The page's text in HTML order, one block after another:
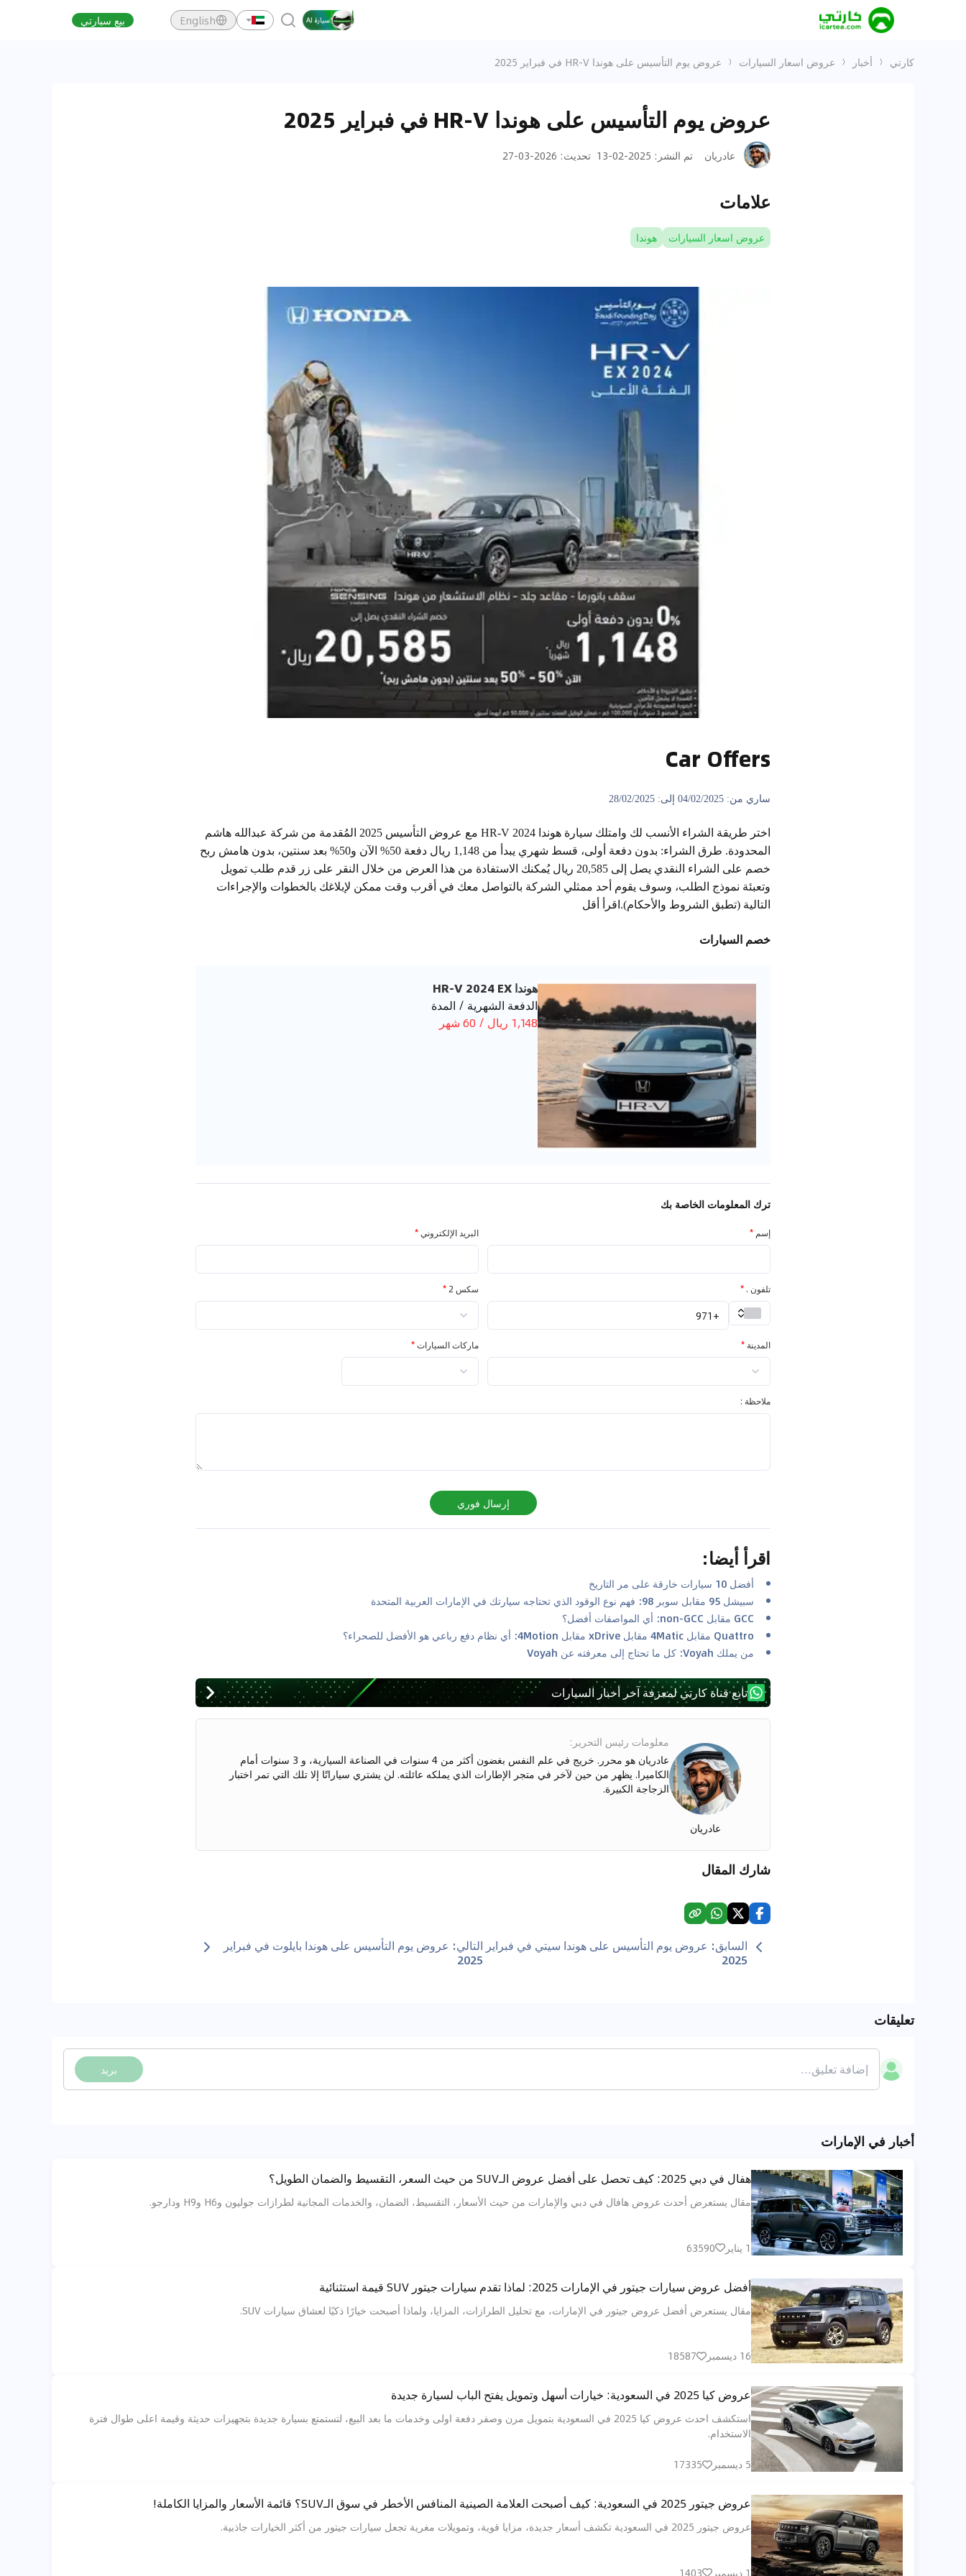
English بيع سيارتي
كارتي أخبار عروض اسعار السيارات عروض يوم التأسيس على هوندا HR-V في فبراير 2025
عروض يوم التأسيس على هوندا HR-V في فبراير 2025
عادريان تم النشر :
2025-02-13 تحديث:
2026-03-27
علامات
عروض اسعار السيارات هوندا
Car Offers
ساري من: 04/02/2025 إلى: 28/02/2025
اختر طريقة الشراء الأنسب لك وامتلك سيارة هوندا HR-V 2024 مع عروض التأسيس 2025 المُقدمة من شركة عبدالله هاشم
المحدودة. طرق الشراء: بدون دفعة أولى، قسط شهري يبدأ من 1,148 ريال دفعة 50% الآن و50% بعد سنتين، بدون هامش ربح
خصم على الشراء النقدي يصل إلى 20,585 ريال يُمكنك الاستفادة من هذا العرض من خلال النقر على زر قدم طلب تمويل
وتعبئة نموذج الطلب، وسوف يقوم أحد ممثلي الشركة بالتواصل معك في أقرب وقت ممكن لإبلاغك بالخطوات والإجراءات
التالية (تطبق الشروط والأحكام).اقرأ أقل
خصم السيارات
هوندا HR-V 2024 EX
الدفعة الشهرية / المدة
1,148 ريال / 60 شهر
ترك المعلومات الخاصة بك
إسم * البريد الإلكتروني*
تلفون . * سكس 2 *
المدينة * ماركات السيارات*
ملاحظة :
إرسال فوري
اقرأ أيضا:
أفضل 10 سيارات خارقة على مر التاريخ
سبيشل 95 مقابل سوبر 98: فهم نوع الوقود الذي تحتاجه سيارتك في الإمارات العربية المتحدة
GCC مقابل non-GCC: أي المواصفات أفضل؟
Quattro مقابل 4Matic مقابل xDrive مقابل 4Motion: أي نظام دفع رباعي هو الأفضل للصحراء؟
من يملك Voyah: كل ما تحتاج إلى معرفته عن Voyah
تابع قناة كارتي لمعرفة آخر أخبار السيارات
عادريان
معلومات رئيس التحرير :
عادريان هو محرر. خريج في علم النفس بغضون أكثر من 4 سنوات في الصناعة السيارية، و 3 سنوات أمام
الكاميرا. يظهر من حين لآخر في متجر الإطارات الذي يملكه عائلته. لن يشتري سياراتًا إلا تلك التي تمر اختبار
الزجاجة الكبيرة.
شارك المقال
السابق: عروض يوم التأسيس على هوندا سيتي في فبراير
2025
التالي: عروض يوم التأسيس على هوندا بايلوت في فبراير
2025
تعليقات
بريد
أخبار في الإمارات
هفال في دبي 2025: كيف تحصل على أفضل عروض الـSUV من حيث السعر، التقسيط والضمان الطويل؟
مقال يستعرض أحدث عروض هافال في دبي والإمارات من حيث الأسعار، التقسيط، الضمان، والخدمات المجانية لطرازات جوليون وH6 وH9 ودارجو.
1 يناير 63590
أفضل عروض سيارات جيتور في الإمارات 2025: لماذا تقدم سيارات جيتور SUV قيمة استثنائية
مقال يستعرض أفضل عروض جيتور في الإمارات، مع تحليل الطرازات، المزايا، ولماذا أصبحت خيارًا ذكيًا لعشاق سيارات SUV.
16 ديسمبر 18587
عروض كيا 2025 في السعودية: خيارات أسهل وتمويل يفتح الباب لسيارة جديدة
استكشف احدث عروض كيا 2025 في السعودية بتمويل مرن وصفر دفعة اولى وخدمات ما بعد البيع، لتستمتع بسيارة جديدة بتجهيزات حديثة وقيمة اعلى طوال فترة
الاستخدام.
5 ديسمبر
17335
عروض جيتور 2025 في السعودية: كيف أصبحت العلامة الصينية المنافس الأخطر في سوق الـSUV؟ قائمة الأسعار والمزايا الكاملة!
عروض جيتور 2025 في السعودية تكشف أسعار جديدة، مزايا قوية، وتمويلات مغرية تجعل سيارات جيتور من أكثر الخيارات جاذبية.
1 ديسمبر 1403